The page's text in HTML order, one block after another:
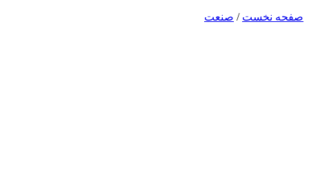
صفحه نخست / صنعت